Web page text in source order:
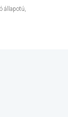
állapotú,